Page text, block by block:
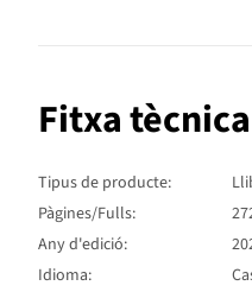
Fitxa
Tipus de producte:
Pàgines/Fulls:
Any d'edició:
Idioma: